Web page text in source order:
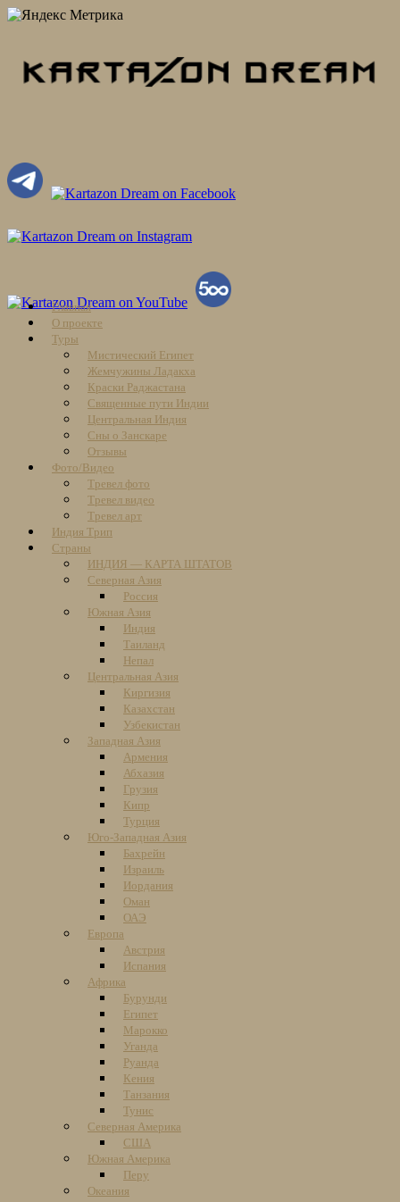
Skip
content
Главная
О проекте
Туры
Мистический Египет
Жемчужины Ладакха
Краски Раджастана
Священные пути Индии
Центральная Индия
Сны о Занскаре
Отзывы
Фото/Видео
Тревел фото
Тревел видео
Тревел арт
Индия Трип
Страны
ИНДИЯ — КАРТА ШТАТОВ
Северная Азия
Россия
Южная Азия
Индия
Таиланд
Непал
Центральная Азия
Киргизия
Казахстан
Узбекистан
Западная Азия
Армения
Абхазия
Грузия
Кипр
Турция
Юго-Западная Азия
Бахрейн
Израиль
Иордания
Оман
ОАЭ
Европа
Австрия
Испания
Африка
Бурунди
Египет
Марокко
Уганда
Руанда
Кения
Танзания
Тунис
Северная Америка
США
Южная Америка
Перу
Океания